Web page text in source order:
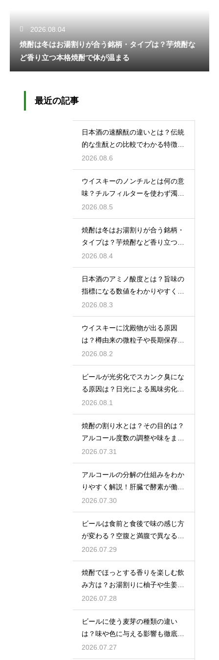
2026.08.04
焼酎は冬はお湯割りが合う銘柄・タイプは？芋焼酎な
ど香り立つ本格焼酎で体が温まる
最近の記事
日本酒の速醸酛の違いとは？伝統
的な生酛との比較でわかる特徴を
解説
2026.08.6
ウイスキーのノンチルとは何の意
味？チルフィルターを使わず濁り
をあえて残す製法
2026.08.5
焼酎は冬はお湯割りが合う銘柄・
タイプは？芋焼酎など香り立つ本
格焼酎で体が温まる
2026.08.4
日本酒のアミノ酸度とは？旨味の
指標になる数値をわかりやすく解
説
2026.08.3
ウイスキーに沈殿物が出る原因
は？樽由来の微粒子や長期保存で
成分が析出するため
2026.08.2
ビールが光劣化でスカンク臭にな
る原因は？日光による風味劣化を
解説
2026.08.1
焼酎の割り水とは？その目的は？
アルコール度数の調整や味をまろ
やかにする効果を解説
2026.07.31
アルコールの分解の仕組みをわか
りやすく解説！肝臓で酵素が働き
アセトアルデヒドに変化して無害
化
2026.07.30
ビールは食前と食後で味の感じ方
が変わる？空腹と満腹で異なる味
覚の感じ方を解説
2026.07.29
焼酎でほっとする香りを楽しむ飲
み方は？お湯割りに柚子や生姜を
加えてリラックス効果を実感
2026.07.28
ビールに使う麦芽の種類の違い
は？味や色に与える影響も徹底解
説
2026.07.27